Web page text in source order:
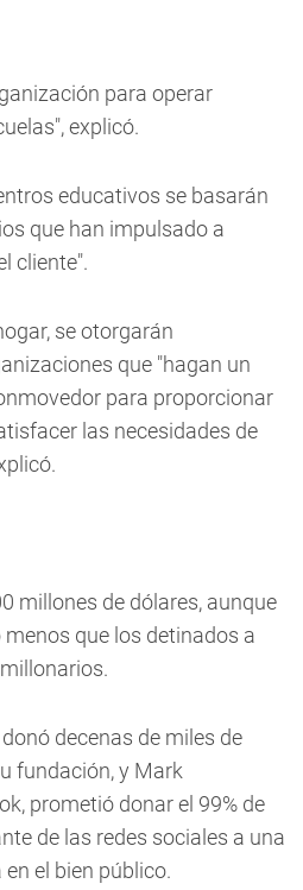
para operar
explicó.
educativos se basarán
que han impulsado a
cliente".
se otorgarán
que "hagan un
para proporcionar
las necesidades de
millones de dólares, aunque
que los detinados a
decenas de miles de
fundación, y Mark
prometió donar el 99% de
de las redes sociales a una
el bien público.